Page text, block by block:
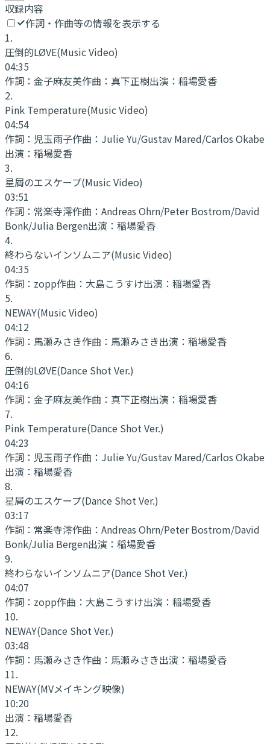
収録内容
作詞・作曲等の情報を表示する
1.
圧倒的LØVE(Music Video)
04:35
作詞： 金子麻友美作曲： 真下正樹出演： 稲場愛香
2.
Pink Temperature(Music Video)
04:54
作詞： 児玉雨子作曲： Julie Yu/Gustav Mared/Carlos Okabe
出演： 稲場愛香
3.
星屑のエスケープ(Music Video)
03:51
作詞： 常楽寺澪作曲： Andreas Ohrn/Peter Bostrom/David
Bonk/Julia Bergen出演： 稲場愛香
4.
終わらないインソムニア(Music Video)
04:35
作詞： zopp作曲： 大島こうすけ出演： 稲場愛香
5.
NEWAY(Music Video)
04:12
作詞： 馬瀬みさき作曲： 馬瀬みさき出演： 稲場愛香
6.
圧倒的LØVE(Dance Shot Ver.)
04:16
作詞： 金子麻友美作曲： 真下正樹出演： 稲場愛香
7.
Pink Temperature(Dance Shot Ver.)
04:23
作詞： 児玉雨子作曲： Julie Yu/Gustav Mared/Carlos Okabe
出演： 稲場愛香
8.
星屑のエスケープ(Dance Shot Ver.)
03:17
作詞： 常楽寺澪作曲： Andreas Ohrn/Peter Bostrom/David
Bonk/Julia Bergen出演： 稲場愛香
9.
終わらないインソムニア(Dance Shot Ver.)
04:07
作詞： zopp作曲： 大島こうすけ出演： 稲場愛香
10.
NEWAY(Dance Shot Ver.)
03:48
作詞： 馬瀬みさき作曲： 馬瀬みさき出演： 稲場愛香
11.
NEWAY(MVメイキング映像)
10:20
出演： 稲場愛香
12.